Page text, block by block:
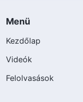
Menü
Kezdőlap
Videók
Felolvasások